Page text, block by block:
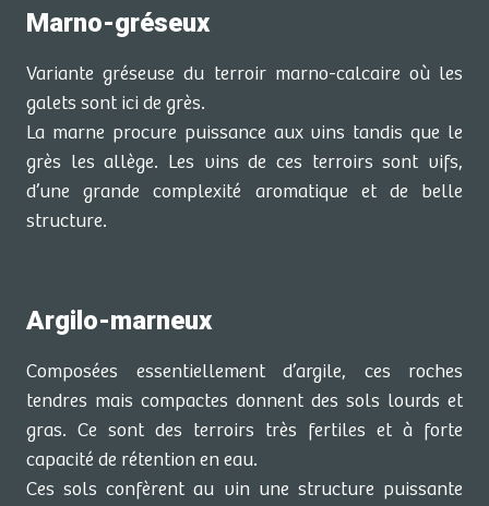
Marno-gréseux
Variante gréseuse du terroir marno-calcaire où les
galets sont ici de grès.
La marne procure puissance aux vins tandis que le
grès les allège. Les vins de ces terroirs sont vifs,
d’une grande complexité aromatique et de belle
structure.
Argilo-marneux
Composées essentiellement d’argile, ces roches
tendres mais compactes donnent des sols lourds et
gras. Ce sont des terroirs très fertiles et à forte
capacité de rétention en eau.
Ces sols confèrent au vin une structure puissante